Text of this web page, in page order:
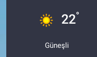
22°
Güneşli